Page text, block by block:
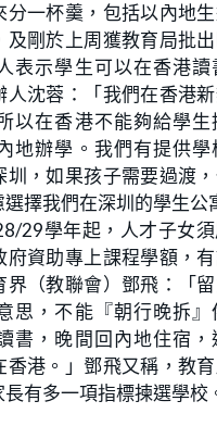
分一杯羹，包括以內地
及剛於上周獲教育局批
表示學生可以在香港
人沈蓉：「我們在香港
以在香港不能夠給學生
地辦學。我們有提供學
圳，如果孩子需要過渡
擇我們在深圳的學生公
29學年起，人才子女
府資助專上課程學額，
界（教聯會）鄧飛：「
思，不能『朝行晚拆
書，晚間回內地住宿
香港。」鄧飛又稱，教
有多一項指標揀選學校